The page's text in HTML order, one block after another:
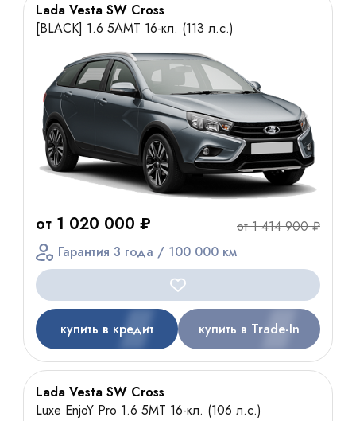
Lada Vesta SW Cross
[BLACK] 1.6 5AMT 16-кл. (113 л.с.)
от 1 020 000 ₽
от 1 414 900 ₽
Гарантия 3 года / 100 000 км
купить в кредит купить в Trade-In
Lada Vesta SW Cross
Luxe EnjoY Pro 1.6 5MT 16-кл. (106 л.с.)